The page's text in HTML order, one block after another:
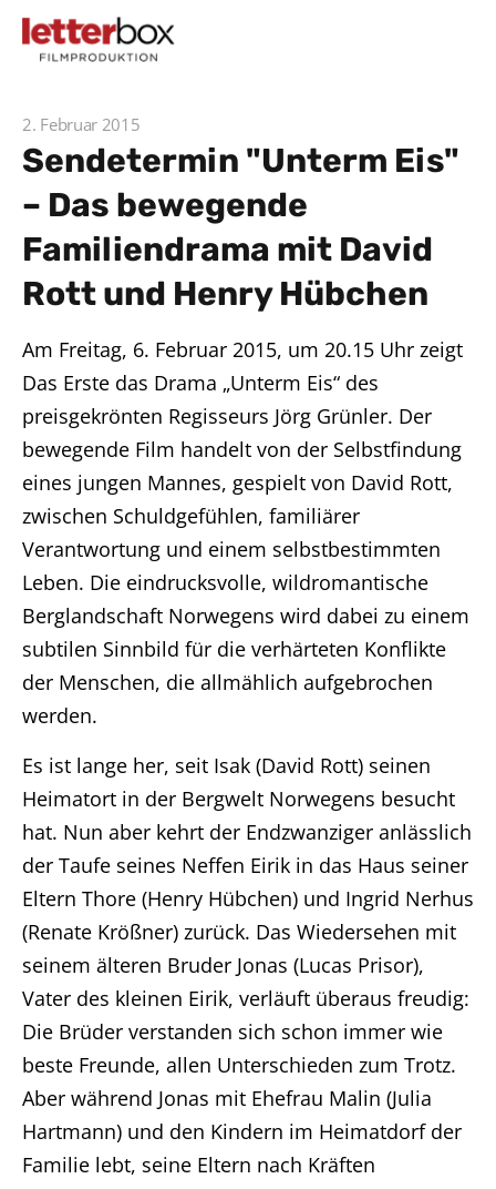
2. Februar 2015
Sendetermin "Unterm Eis"
– Das bewegende
Familiendrama mit David
Rott und Henry Hübchen
Am Freitag, 6. Februar 2015, um 20.15 Uhr zeigt
Das Erste das Drama „Unterm Eis“ des
preisgekrönten Regisseurs Jörg Grünler. Der
bewegende Film handelt von der Selbstfindung
eines jungen Mannes, gespielt von David Rott,
zwischen Schuldgefühlen, familiärer
Verantwortung und einem selbstbestimmten
Leben. Die eindrucksvolle, wildromantische
Berglandschaft Norwegens wird dabei zu einem
subtilen Sinnbild für die verhärteten Konflikte
der Menschen, die allmählich aufgebrochen
werden.
Es ist lange her, seit Isak (David Rott) seinen
Heimatort in der Bergwelt Norwegens besucht
hat. Nun aber kehrt der Endzwanziger anlässlich
der Taufe seines Neffen Eirik in das Haus seiner
Eltern Thore (Henry Hübchen) und Ingrid Nerhus
(Renate Krößner) zurück. Das Wiedersehen mit
seinem älteren Bruder Jonas (Lucas Prisor),
Vater des kleinen Eirik, verläuft überaus freudig:
Die Brüder verstanden sich schon immer wie
beste Freunde, allen Unterschieden zum Trotz.
Aber während Jonas mit Ehefrau Malin (Julia
Hartmann) und den Kindern im Heimatdorf der
Familie lebt, seine Eltern nach Kräften